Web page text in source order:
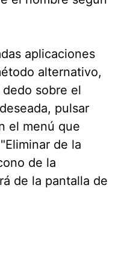
aplicaciones
alternativo,
sobre el
pulsar
el menú que
de la
de la
de la pantalla de